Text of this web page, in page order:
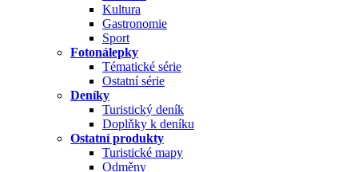
Kultura
Gastronomie
Sport
Fotonálepky
Tématické série
Ostatní série
Deníky
Turistický deník
Doplňky k deníku
Ostatní produkty
Turistické mapy
Odměny